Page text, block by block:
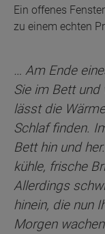
Ein offenes
zu einem echten
… Am Ende
Sie im Bett und
lässt die
Schlaf finden.
Bett hin und
kühle, frische
Allerdings
hinein, die nun
Morgen